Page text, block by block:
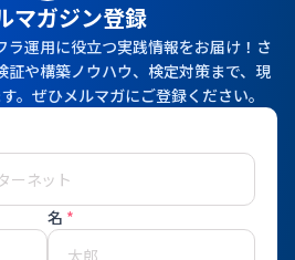
マガジン登録
ラ運用に役立つ実践情報をお届け！さ
証や構築ノウハウ、検定対策まで、現
。ぜひメルマガにご登録ください。
名 *